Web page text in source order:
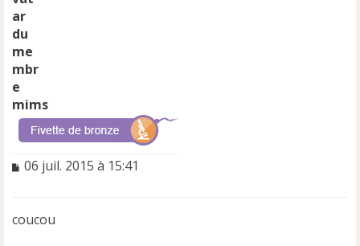
mims
M
a
06 juil. 2015 à 15:41
coucou